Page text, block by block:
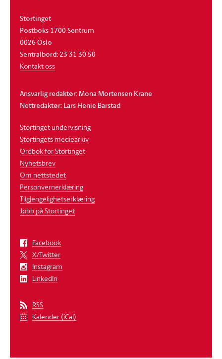
Stortinget
Postboks 1700 Sentrum
0026 Oslo
Sentralbord: 23 31 30 50
Kontakt oss
Ansvarlig redaktør: Mona Mortensen Krane
Nettredaktør: Lars Henie Barstad
Stortinget undervisning
Stortingets mediearkiv
Ordbok for Stortinget
Nyhetsbrev
Om nettstedet
Personvernerklæring
Tilgjengelighetserklæring
Jobb på Stortinget
Facebook
X/Twitter
Instagram
LinkedIn
RSS
Kalender (iCal)